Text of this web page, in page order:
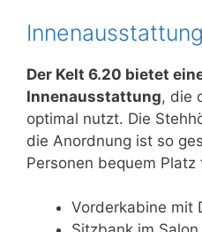
Innenausstattung
Der Kelt 6.20 bietet
Innenausstattung, die
optimal nutzt. Die
die Anordnung ist so
Personen bequem Platz
Vorderkabine mit